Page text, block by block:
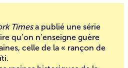
Timesa publié une série
qu’on n’enseigne guère
celle de la « rançon de